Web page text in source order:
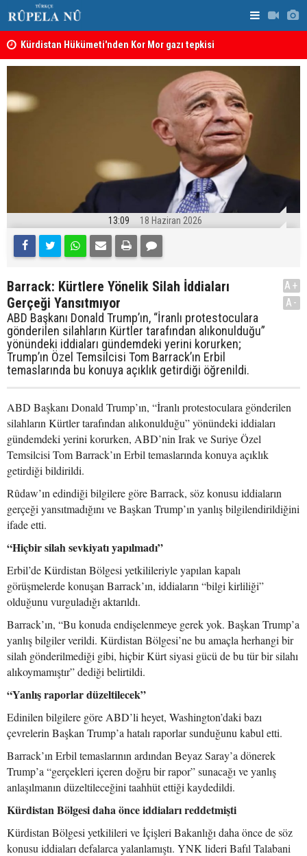
Kürdistan Hükümeti'nden Kor Mor gazı tepkisi
13:09 18 Haziran 2026
Barrack: Kürtlere Yönelik Silah İddiaları
Gerçeği Yansıtmıyor
ABD Başkanı Donald Trump’ın, “İranlı protestoculara
gönderilen silahların Kürtler tarafından alıkonulduğu”
yönündeki iddiaları gündemdeki yerini korurken;
Trump’ın Özel Temsilcisi Tom Barrack’ın Erbil
temaslarında bu konuya açıklık getirdiği öğrenildi.
A+
A-
ABD Başkanı Donald Trump’ın, “İranlı protestoculara gönderilen
silahların Kürtler tarafından alıkonulduğu” yönündeki iddiaları
gündemdeki yerini korurken, ABD’nin Irak ve Suriye Özel
Temsilcisi Tom Barrack’ın Erbil temaslarında konuya açıklık
getirdiği bildirildi.
Rûdaw’ın edindiği bilgilere göre Barrack, söz konusu iddiaların
gerçeği yansıtmadığını ve Başkan Trump’ın yanlış bilgilendirildiğini
ifade etti.
“Hiçbir silah sevkiyatı yapılmadı”
Erbil’de Kürdistan Bölgesi yetkilileriyle yapılan kapalı
görüşmelerde konuşan Barrack’ın, iddiaların “bilgi kirliliği”
olduğunu vurguladığı aktarıldı.
Barrack’ın, “Bu konuda endişelenmeye gerek yok. Başkan Trump’a
yanlış bilgiler verildi. Kürdistan Bölgesi’ne bu amaçla herhangi bir
silah gönderilmediği gibi, hiçbir Kürt siyasi gücü de bu tür bir silahı
alıkoymamıştır” dediği belirtildi.
“Yanlış raporlar düzeltilecek”
Edinilen bilgilere göre ABD’li heyet, Washington’daki bazı
çevrelerin Başkan Trump’a hatalı raporlar sunduğunu kabul etti.
Barrack’ın Erbil temaslarının ardından Beyaz Saray’a dönerek
Trump’a “gerçekleri içeren doğru bir rapor” sunacağı ve yanlış
anlaşılmanın düzeltileceğini taahhüt ettiği kaydedildi.
Kürdistan Bölgesi daha önce iddiaları reddetmişti
Kürdistan Bölgesi yetkilileri ve İçişleri Bakanlığı daha önce de söz
konusu iddiaları defalarca yalanlamıştı. YNK lideri Bafıl Talabani